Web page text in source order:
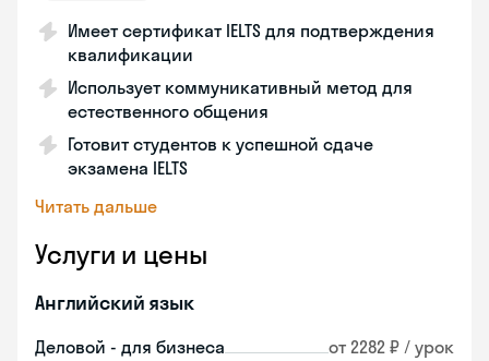
Имеет сертификат IELTS для подтверждения
квалификации
Использует коммуникативный метод для
естественного общения
Готовит студентов к успешной сдаче
экзамена IELTS
Читать дальше
Услуги и цены
Английский язык
Деловой - для бизнеса от 2282 ₽ / урок